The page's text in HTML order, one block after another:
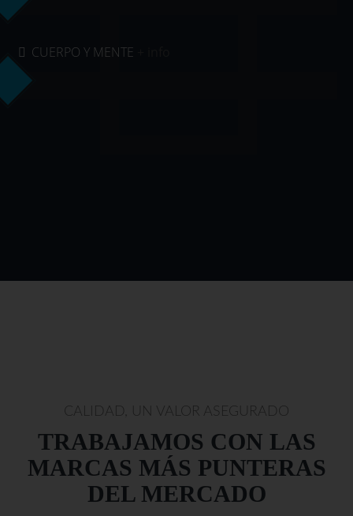
CUERPO Y MENTE
CALIDAD, UN VALOR ASEGURADO
TRABAJAMOS CON LAS
MARCAS MÁS PUNTERAS
DEL MERCADO